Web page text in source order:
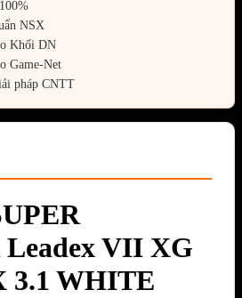
NSX
Khối DN
Game-Net
pháp CNTT
VII XG
3.1 WHITE